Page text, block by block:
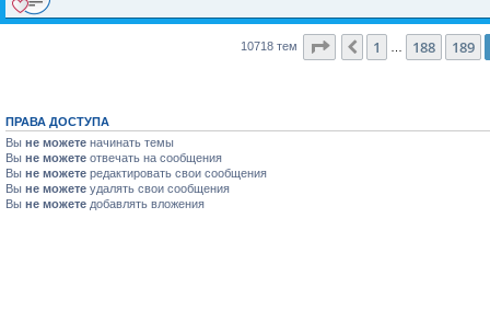
10718 тем Страница 190из 429
Пред.
1 188 189
ПРАВА ДОСТУПА
Вы не можете начинать темы
Вы не можете отвечать на сообщения
Вы не можете редактировать свои сообщения
Вы не можете удалять свои сообщения
Вы не можете добавлять вложения